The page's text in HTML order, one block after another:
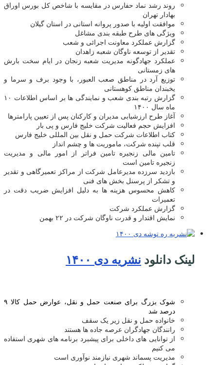
روند رشد نماد حفارس در مقایسه با شاخص کل بورس اوراق
بهادار تهران
موافقت اولیه با صدور پروانه استانی در استان گیلان
ویژگی های طرح طبقه بندی مشاغل
گزارش عملکرد معاونت اجرائی و شعب
تقدیر از توسعه ناوگان شعبه زاهدان
عملکرد جهادگونه مدیریت شعبه زنجان در ایام سخت بارش
های زمستانی
توزیع آرد در مناطق صعب العبور، با وجود برف و سرما و
یخبندان مناطق کوهستانی
گزارش رتبه بندی شعب و نمایندگی ها بر اساس اطلاعات ۱۰
ماه سال ۱۴۰۰
آغاز طرح ارزشیابی مدیران و کارکنان پس از تعیین پارامترها
افزایش حجم فعالیت شرکت خلیج فارس و پی بار
کتاب اطلاعات شرکت حمل و نقل بین المللی خلیج فارس
قلب تپنده شرکت، ماموریت ها و چشم انداز
تامین مالی زنجیره تامین فراتر از امور مالی و مدیریت
زنجیره تامین است
بازدید سرزده مدیرعامل شرکت از مراکز تعمیرگاهی و تقدیر
و تشکر از پرسنل بخش های فنی
کاهش محسوس هزینه ها به دلیل افزایش ضریب دقت در
تعمیرات
گزارش عملکرد شرکت
نمایش اقتدار و قدرت ناوگان شرکت در ۲۲ بهمن
لینک دانلود نشریه دی ۱۴۰۰
شوک بزرگ برای صنعت حمل و نقل، عوارض حمل کالا ۹
درصد شد
خانواده حمل و نقل زیر یک سقف
رانندگان جهادگران عرصه جاده ها هستند
از توانایی های داخلی برای پیشبرد برنامه های شهری استفاده
می کنیم
مدیریت پسماند شهری نیازمند نوآوری است